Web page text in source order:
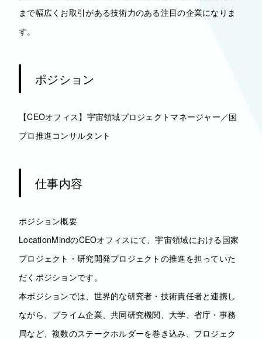
まで幅広くお取引がある技術力のある注目の企業になりま
す。
ポジション
【CEOオフィス】宇宙領域プロジェクトマネージャー／国
プロ推進コンサルタント
仕事内容
ポジション概要
LocationMindのCEOオフィスにて、宇宙領域における国家
プロジェクト・研究開発プロジェクトの推進を担っていた
だくポジションです。
本ポジションでは、世界的な研究者・技術責任者と連携し
ながら、プライム企業、共同研究機関、大学、省庁・事務
局など、複数のステークホルダーを巻き込み、プロジェク